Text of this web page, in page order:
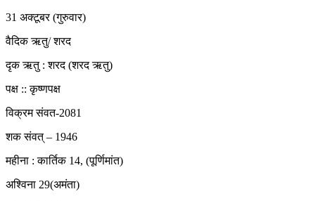
31 अक्टूबर (गुरुवार)
वैदिक ऋतु/ शरद
दृक ऋतु : शरद (शरद ऋतु)
पक्ष :: कृष्णपक्ष
विक्रम संवत-2081
शक संवत् – 1946
महीना : कार्तिक 14, (पूर्णिमांत)
अश्विना 29(अमंता)